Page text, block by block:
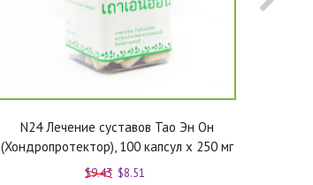
N24 Лечение суставов Тао Эн Он
(Хондропротектор), 100 капсул x 250 мг
$9.43 $8.51